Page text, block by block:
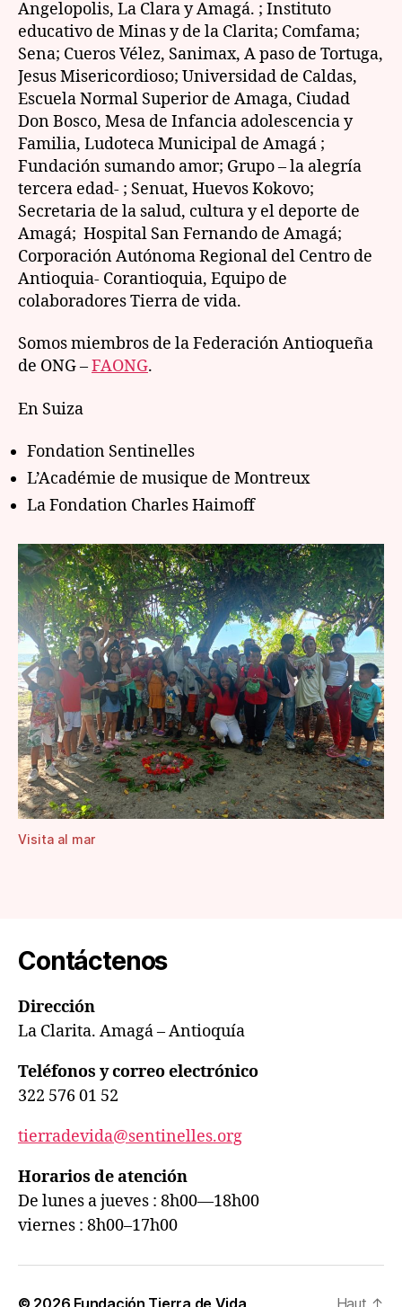
Angelopolis, La Clara y Amagá. ; Instituto
educativo de Minas y de la Clarita; Comfama;
Sena; Cueros Vélez, Sanimax, A paso de Tortuga,
Jesus Misericordioso; Universidad de Caldas,
Escuela Normal Superior de Amaga, Ciudad
Don Bosco, Mesa de Infancia adolescencia y
Familia, Ludoteca Municipal de Amagá ;
Fundación sumando amor; Grupo – la alegría
tercera edad- ; Senuat, Huevos Kokovo;
Secretaria de la salud, cultura y el deporte de
Amagá; Hospital San Fernando de Amagá;
Corporación Autónoma Regional del Centro de
Antioquia- Corantioquia, Equipo de
colaboradores Tierra de vida.
Somos miembros de la Federación Antioqueña
de ONG –FAONG.
En Suiza
Fondation Sentinelles
L’Académie de musique de Montreux
La Fondation Charles Haimoff
Visita al mar
Contáctenos
Dirección
La Clarita. Amagá – Antioquía
Teléfonos y correo electrónico
322 576 01 52
tierradevida@sentinelles.org
Horarios de atención
De lunes a jueves : 8h00—18h00
viernes : 8h00–17h00
© 2026 Fundación Tierra de Vida Haut ↑